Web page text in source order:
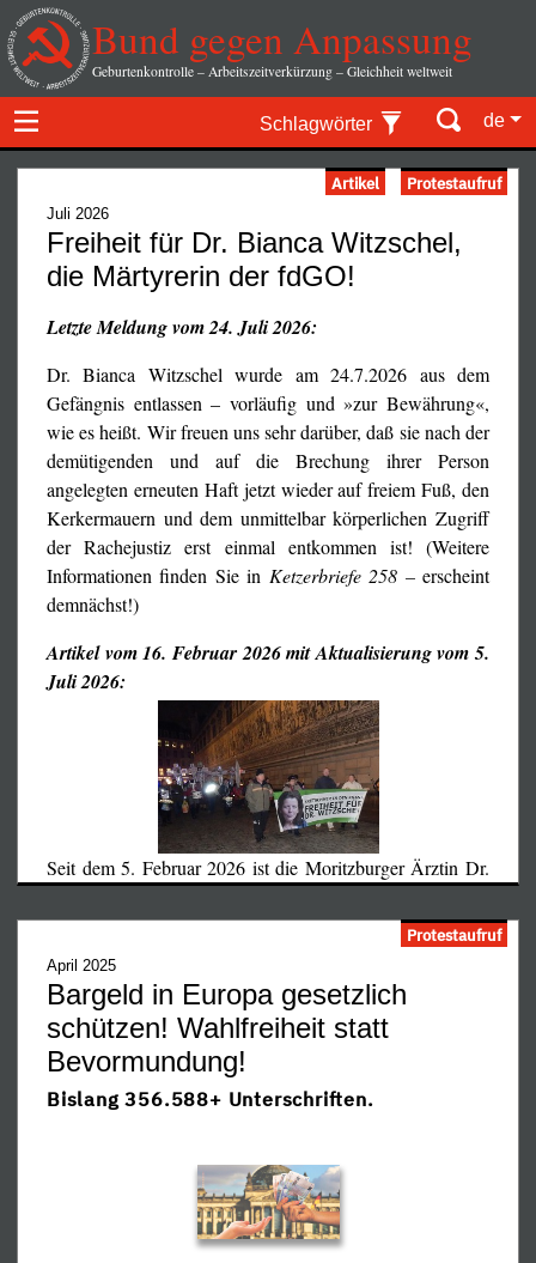
Bund gegen Anpassung
Geburtenkontrolle – Arbeitszeitverkürzung – Gleichheit weltweit
Schlagwörter de
Artikel Protestaufruf
Juli 2026
Freiheit für Dr. Bianca Witzschel,
die Märtyrerin der fdGO!
Letzte Meldung vom 24. Juli 2026:
Dr. Bianca Witzschel wurde am 24.7.2026 aus dem
Gefängnis entlassen – vorläufig und »zur Bewährung«,
wie es heißt. Wir freuen uns sehr darüber, daß sie nach der
demütigenden und auf die Brechung ihrer Person
angelegten erneuten Haft jetzt wieder auf freiem Fuß, den
Kerkermauern und dem unmittelbar körperlichen Zugriff
der Rachejustiz erst einmal entkommen ist! (Weitere
Informationen finden Sie in Ketzerbriefe 258 –erscheint
demnächst!)
Artikel vom 16. Februar 2026 mit Aktualisierung vom 5.
Juli 2026:
Seit dem 5. Februar 2026 ist die Moritzburger Ärztin Dr.
Protestaufruf
April 2025
Bargeld in Europa gesetzlich
schützen! Wahlfreiheit statt
Bevormundung!
Bislang 356.588+ Unterschriften.